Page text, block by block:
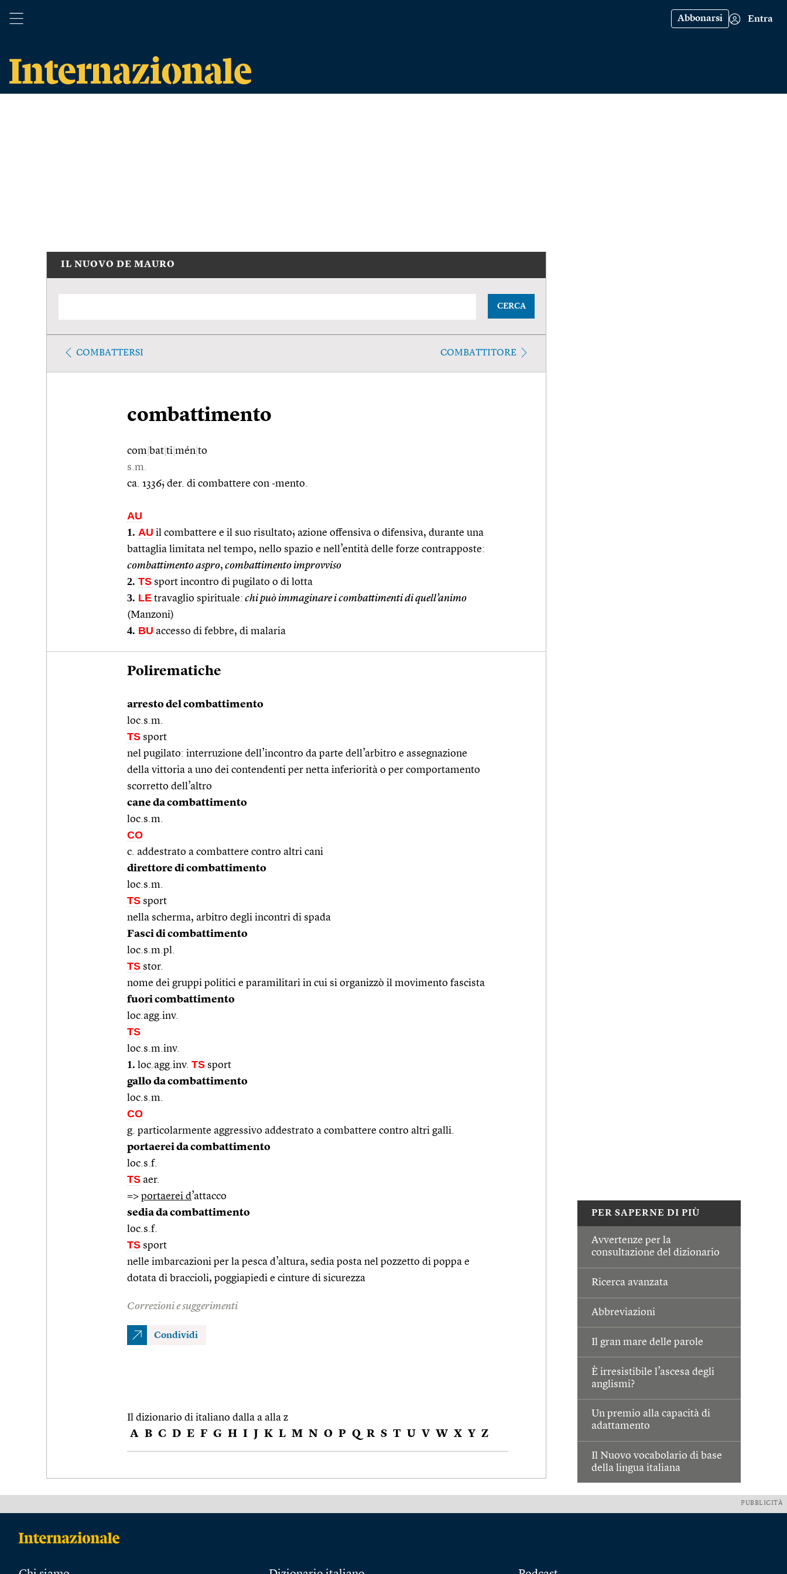
Abbonarsi Entra
PER SAPERNE DI PIÙ
Avvertenze per la
consultazione del dizionario
Ricerca avanzata
Abbreviazioni
Il gran mare delle parole
È irresistibile l’ascesa degli
anglismi?
Un premio alla capacità di
adattamento
Il Nuovo vocabolario di base
della lingua italiana
IL NUOVO DE MAURO
CERCA
COMBATTERSI COMBATTITORE
combattimento
com bat ti mén to
s.m.
ca. 1336; der. di combattere con -mento.
AU
1. AU il combattere e il suo risultato; azione offensiva o difensiva, durante una
battaglia limitata nel tempo, nello spazio e nell’entità delle forze contrapposte:
combattimento aspro, combattimento improvviso
2. TS sport incontro di pugilato o di lotta
3. LE travaglio spirituale: chi può immaginare i combattimenti di quell’animo
(Manzoni)
4. BU accesso di febbre, di malaria
Polirematiche
arresto del combattimento
loc.s.m.
TS sport
nel pugilato: interruzione dell’incontro da parte dell’arbitro e assegnazione
della vittoria a uno dei contendenti per netta inferiorità o per comportamento
scorretto dell’altro
cane da combattimento
loc.s.m.
CO
c. addestrato a combattere contro altri cani
direttore di combattimento
loc.s.m.
TS sport
nella scherma, arbitro degli incontri di spada
Fasci di combattimento
loc.s.m.pl.
TS stor.
nome dei gruppi politici e paramilitari in cui si organizzò il movimento fascista
fuori combattimento
loc.agg.inv.
TS
loc.s.m.inv.
1. loc.agg.inv. TS sport
gallo da combattimento
loc.s.m.
CO
g. particolarmente aggressivo addestrato a combattere contro altri galli.
portaerei da combattimento
loc.s.f.
TS aer.
=> portaerei d’attacco
sedia da combattimento
loc.s.f.
TS sport
nelle imbarcazioni per la pesca d’altura, sedia posta nel pozzetto di poppa e
dotata di braccioli, poggiapiedi e cinture di sicurezza
Correzioni e suggerimenti
Condividi
Il dizionario di italiano dalla a alla z
A B C D E F G H I J K L M N O P Q R S T U V W X Y Z
PUBBLICITÀ